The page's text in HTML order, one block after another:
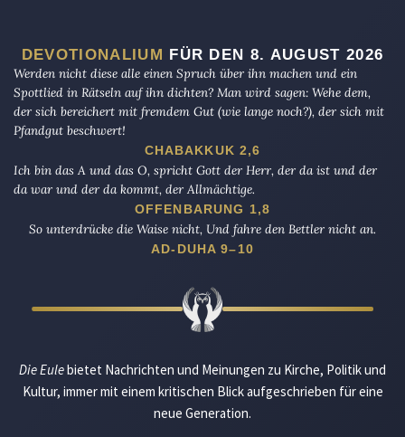
DEVOTIONALIUM FÜR DEN 8. AUGUST 2026
Werden nicht diese alle einen Spruch über ihn machen und ein
Spottlied in Rätseln auf ihn dichten? Man wird sagen: Wehe dem,
der sich bereichert mit fremdem Gut (wie lange noch?), der sich mit
Pfandgut beschwert!
CHABAKKUK 2,6
Ich bin das A und das O, spricht Gott der Herr, der da ist und der
da war und der da kommt, der Allmächtige.
OFFENBARUNG 1,8
So unterdrücke die Waise nicht, Und fahre den Bettler nicht an.
AD-DUHA 9–10
Die Eulebietet Nachrichten und Meinungen zu Kirche, Politik und
Kultur, immer mit einem kritischen Blick aufgeschrieben für eine
neue Generation.